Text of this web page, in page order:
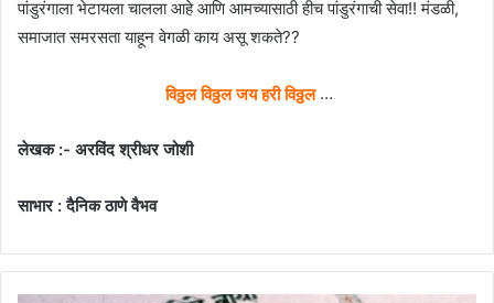
पांडुरंगाला भेटायला चालला आहे आणि आमच्यासाठी हीच पांडुरंगाची सेवा!! मंडळी,
समाजात समरसता याहून वेगळी काय असू शकते??
विठ्ठल विठ्ठल जय हरी विठ्ठल …
लेखक :- अरविंद श्रीधर जोशी
साभार : दैनिक ठाणे वैभव